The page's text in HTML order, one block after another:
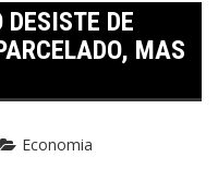
DE
MAS
Economia